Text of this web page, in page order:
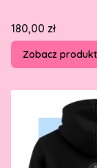
Cena
180,00 zł
Zobacz produkt